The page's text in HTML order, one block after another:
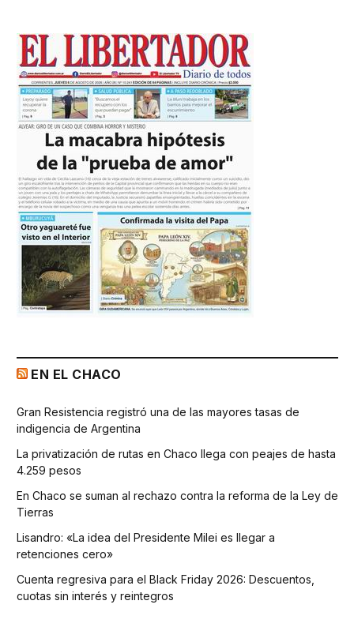
EN EL CHACO
Gran Resistencia registró una de las mayores tasas de
indigencia de Argentina
La privatización de rutas en Chaco llega con peajes de hasta
4.259 pesos
En Chaco se suman al rechazo contra la reforma de la Ley de
Tierras
Lisandro: «La idea del Presidente Milei es llegar a
retenciones cero»
Cuenta regresiva para el Black Friday 2026: Descuentos,
cuotas sin interés y reintegros